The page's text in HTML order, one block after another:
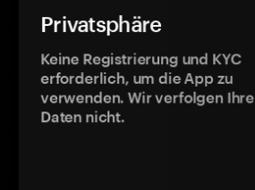
Privatsphäre
Keine Registrierung und KYC
erforderlich, um die App zu
verwenden. Wir verfolgen Ihre
Daten nicht.